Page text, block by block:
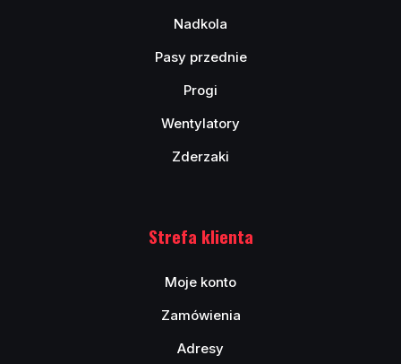
Nadkola
Pasy przednie
Progi
Wentylatory
Zderzaki
Strefa klienta
Moje konto
Zamówienia
Adresy